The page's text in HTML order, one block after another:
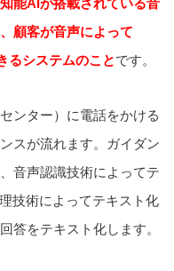
顧客が音声によって
るシステムのことです。
ンター）に電話をかける
スが流れます。ガイダン
音声認識技術によってテ
技術によってテキスト化
答をテキスト化します。